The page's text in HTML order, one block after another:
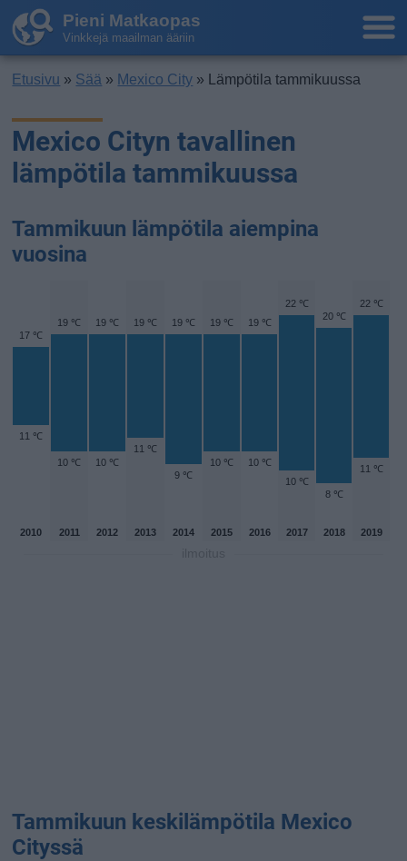
Pieni Matkaopas
Vinkkejä maailman ääriin
Etusivu » Sää » Mexico City » Lämpötila tammikuussa
Mexico Cityn tavallinen
lämpötila tammikuussa
Tammikuun lämpötila aiempina
vuosina
17 ℃
11 ℃
19 ℃
10 ℃
19 ℃
10 ℃
19 ℃
11 ℃
19 ℃
9 ℃
19 ℃
10 ℃
19 ℃
10 ℃
22 ℃
10 ℃
20 ℃
8 ℃
22 ℃
11 ℃
2010 2011 2012 2013 2014 2015 2016 2017 2018 2019
Tammikuun keskilämpötila Mexico
Cityssä